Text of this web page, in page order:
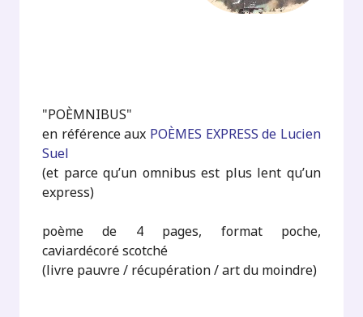
"POÈMNIBUS"
en référence aux POÈMES EXPRESS de Lucien
Suel
(et parce qu’un omnibus est plus lent qu’un
express)
poème de 4 pages, format poche,
caviardécoré scotché
(livre pauvre / récupération / art du moindre)